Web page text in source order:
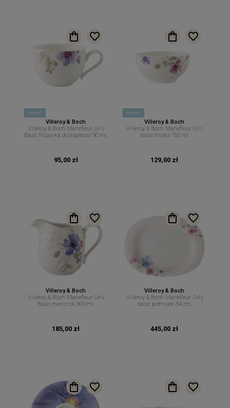
nowość
Villeroy & Boch
Villeroy & Boch Mariefleur Gris
Basic filiżanka do espresso 90 ml.
95,00 zł
nowość
Villeroy & Boch
Villeroy & Boch Mariefleur Gris
basic miska 750 ml
129,00 zł
Villeroy & Boch
Villeroy & Boch Mariefleur Gris
Basic mlecznik 300 ml.
185,00 zł
Villeroy & Boch
Villeroy & Boch Mariefleur Gris
basic półmisek 34 cm.
445,00 zł